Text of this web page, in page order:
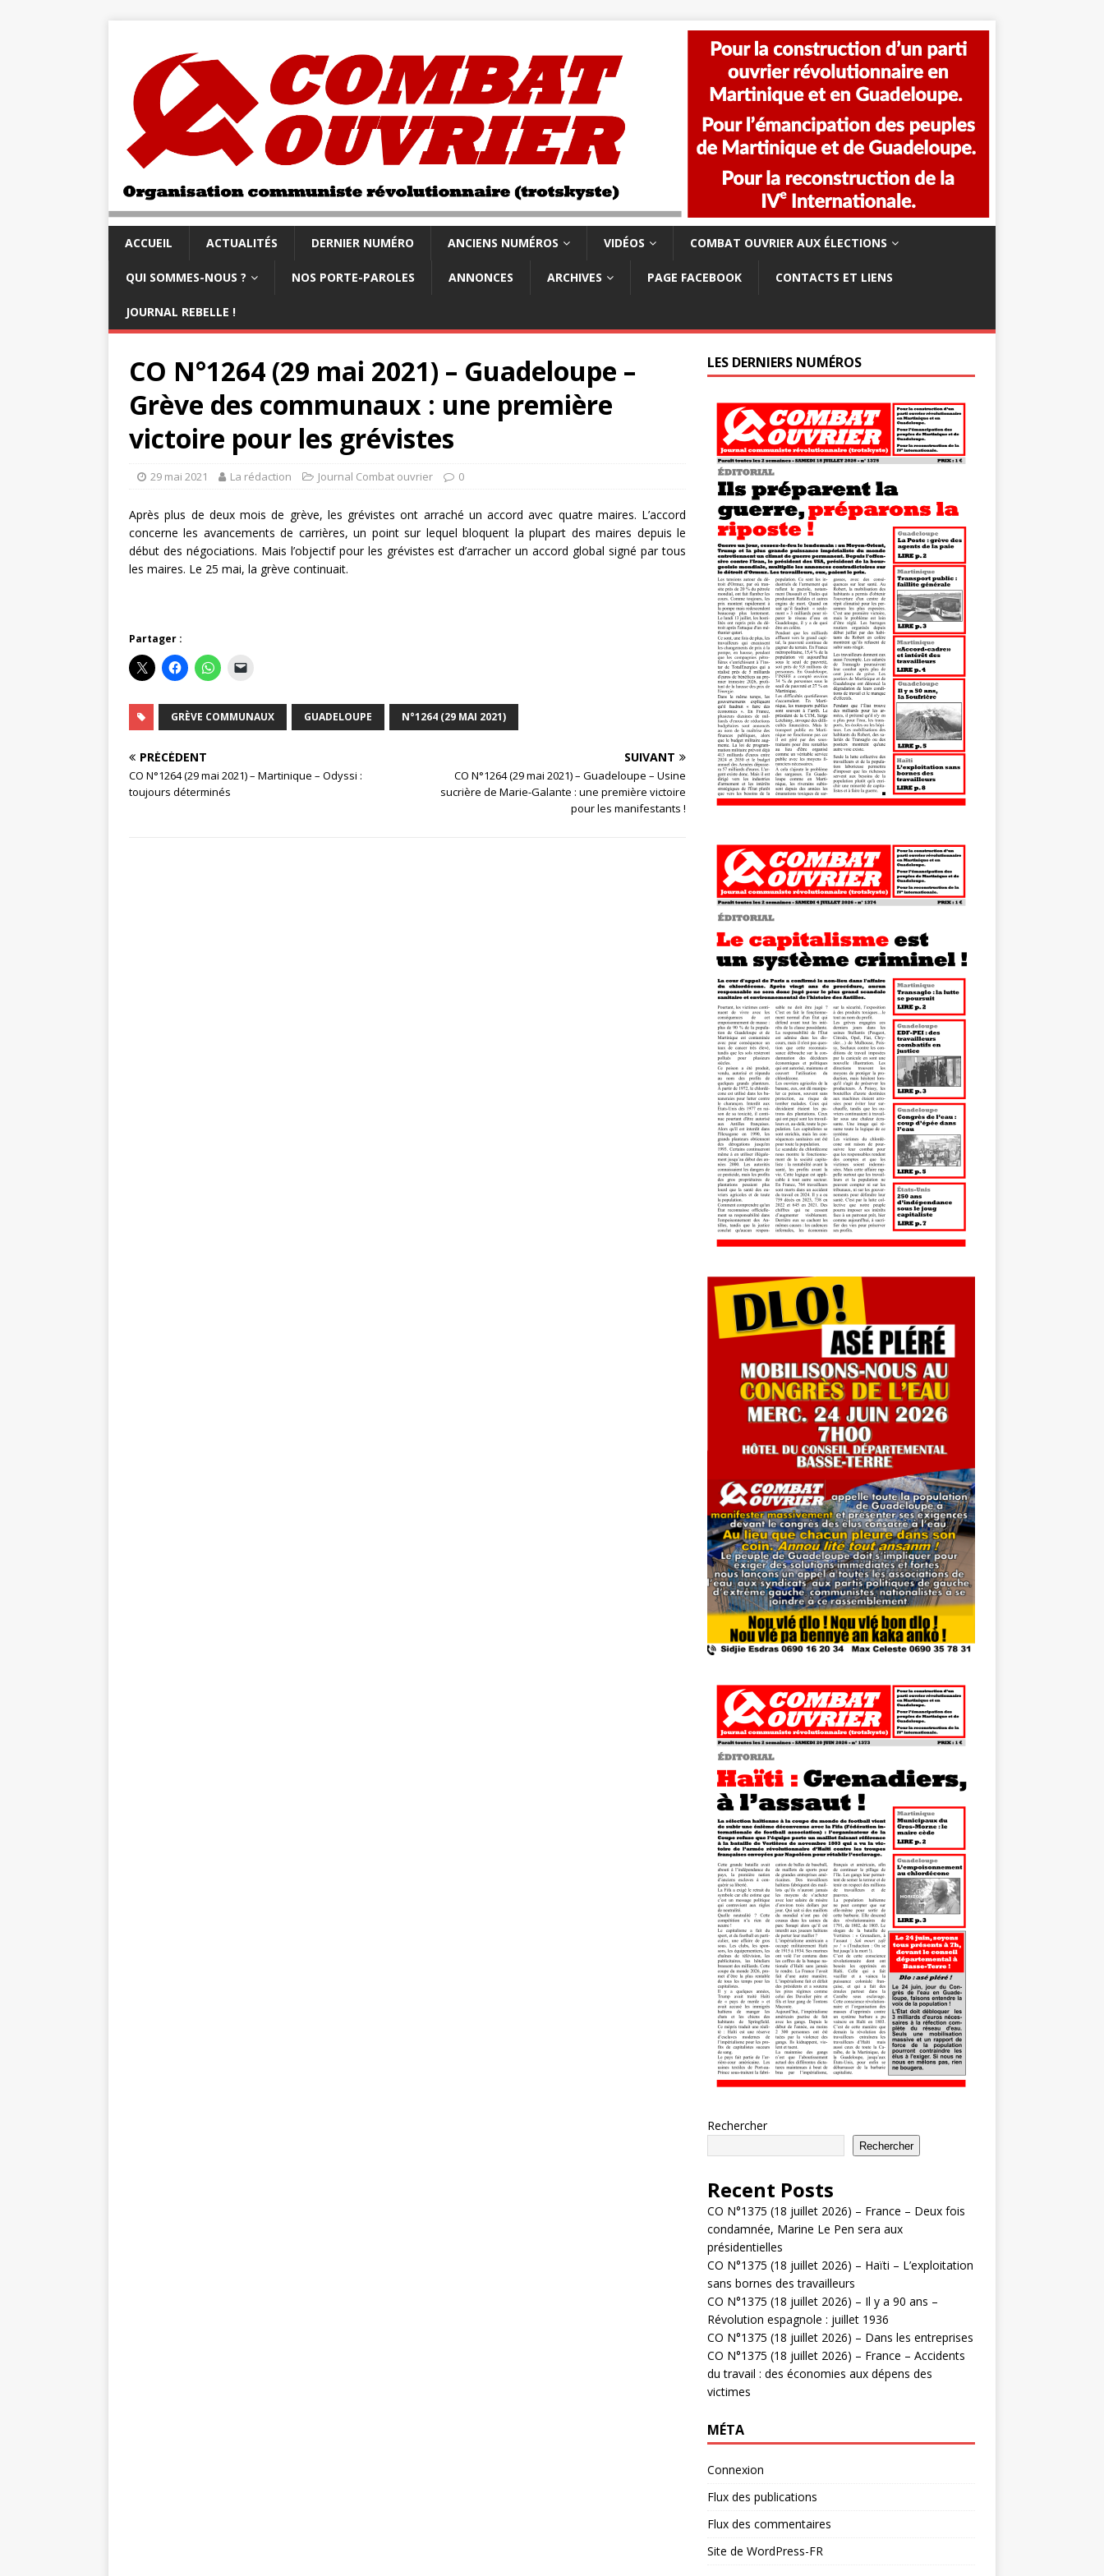
ACCUEIL ACTUALITÉS DERNIER NUMÉRO ANCIENS NUMÉROS VIDÉOS COMBAT OUVRIER AUX ÉLECTIONS
QUI SOMMES-NOUS ? NOS PORTE-PAROLES ANNONCES ARCHIVES PAGE FACEBOOK CONTACTS ET LIENS
JOURNAL REBELLE !
CO N°1264 (29 mai 2021) – Guadeloupe –
Grève des communaux : une première
victoire pour les grévistes
29 mai 2021 La rédaction Journal Combat ouvrier 0
Après plus de deux mois de grève, les grévistes ont arraché un accord avec quatre maires. L’accord
concerne les avancements de carrières, un point sur lequel bloquent la plupart des maires depuis le
début des négociations. Mais l’objectif pour les grévistes est d’arracher un accord global signé par tous
les maires. Le 25 mai, la grève continuait.
Partager :
GRÈVE COMMUNAUX GUADELOUPE N°1264 (29 MAI 2021)
PRÉCÉDENT
CO N°1264 (29 mai 2021) – Martinique – Odyssi :
toujours déterminés
SUIVANT
CO N°1264 (29 mai 2021) – Guadeloupe – Usine
sucrière de Marie-Galante : une première victoire
pour les manifestants !
LES DERNIERS NUMÉROS
Rechercher
Rechercher
Recent Posts
CO N°1375 (18 juillet 2026) – France – Deux fois
condamnée, Marine Le Pen sera aux
présidentielles
CO N°1375 (18 juillet 2026) – Haïti – L’exploitation
sans bornes des travailleurs
CO N°1375 (18 juillet 2026) – Il y a 90 ans –
Révolution espagnole : juillet 1936
CO N°1375 (18 juillet 2026) – Dans les entreprises
CO N°1375 (18 juillet 2026) – France – Accidents
du travail : des économies aux dépens des
victimes
MÉTA
Connexion
Flux des publications
Flux des commentaires
Site de WordPress-FR